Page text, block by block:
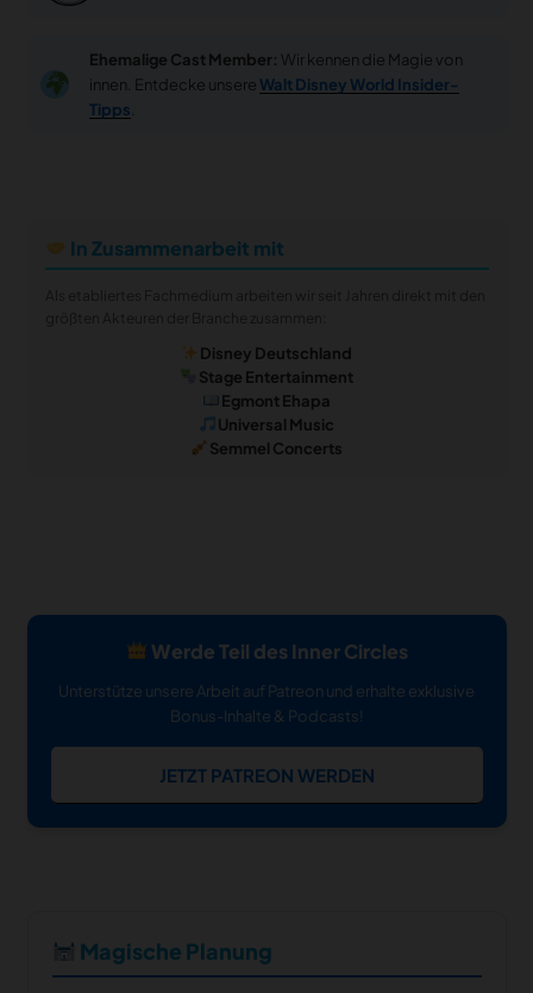
Ehemalige Cast Member: Wir kennen die Magie von
innen. Entdecke unsere Walt Disney World Insider-
Tipps
In Zusammenarbeit mit
Disney Deutschland
Stage Entertainment
Egmont Ehapa
Universal Music
Semmel Concerts
Werde Teil des Inner Circles
Unterstütze unsere Arbeit auf Patreon und erhalte exklusive
Bonus-Inhalte & Podcasts!
JETZT PATREON WERDEN
Magische Planung